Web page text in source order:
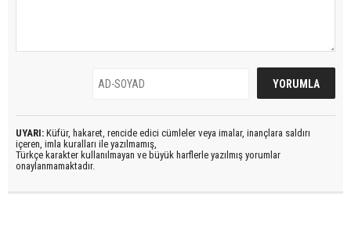
UYARI: Küfür, hakaret, rencide edici cümleler veya imalar, inançlara saldırı
içeren, imla kuralları ile yazılmamış,
Türkçe karakter kullanılmayan ve büyük harflerle yazılmış yorumlar
onaylanmamaktadır.